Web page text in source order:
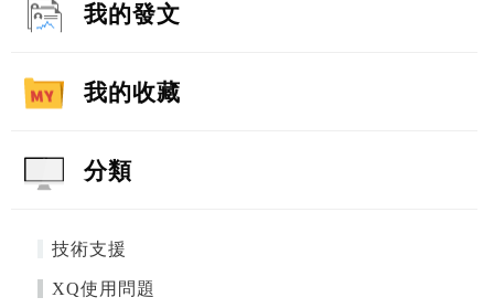
我的發文
我的收藏
分類
技術支援
XQ使用問題